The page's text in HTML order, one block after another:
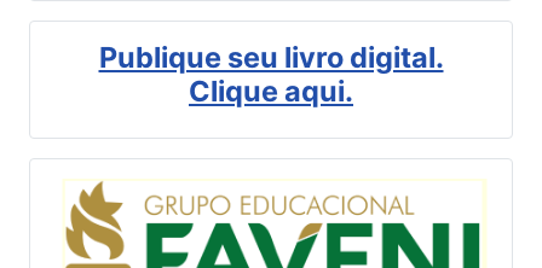
Publique seu livro digital.
Clique aqui.